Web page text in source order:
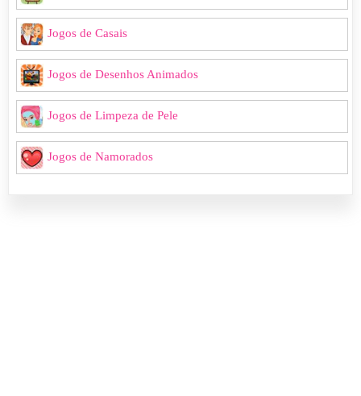
Jogos de Casais
Jogos de Desenhos Animados
Jogos de Limpeza de Pele
Jogos de Namorados